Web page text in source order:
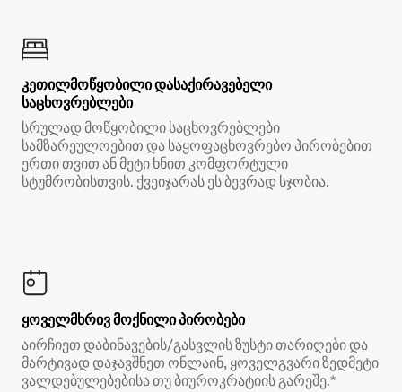
კეთილმოწყობილი დასაქირავებელი
საცხოვრებლები
სრულად მოწყობილი საცხოვრებლები
სამზარეულოებით და საყოფაცხოვრებო პირობებით
ერთი თვით ან მეტი ხნით კომფორტული
სტუმრობისთვის. ქვეიჯარას ეს ბევრად სჯობია.
ყოველმხრივ მოქნილი პირობები
აირჩიეთ დაბინავების/გასვლის ზუსტი თარიღები და
მარტივად დაჯავშნეთ ონლაინ, ყოველგვარი ზედმეტი
ვალდებულებებისა თუ ბიუროკრატიის გარეშე.*